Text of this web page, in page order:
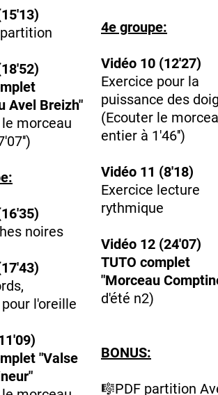
Avel Breizh"
morceau
noires
l'oreille
"Valse
4e groupe:
Vidéo 10 (12'27)
Exercice pour la
puissance des
(Ecouter le
entier à 1'46'')
Vidéo 11 (8'18)
Exercice lecture
rythmique
Vidéo 12 (24'07)
TUTO complet
"Morceau
d'été n2)
BONUS:
🎼PDF partition